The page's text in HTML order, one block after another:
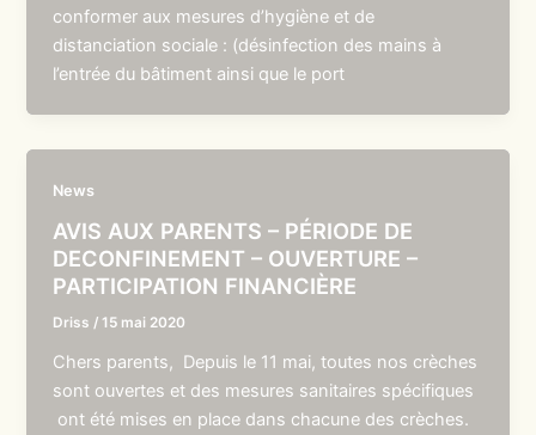
conformer aux mesures d’hygiène et de
distanciation sociale : (désinfection des mains à
l’entrée du bâtiment ainsi que le port
News
AVIS AUX PARENTS – PÉRIODE DE
DECONFINEMENT – OUVERTURE –
PARTICIPATION FINANCIÈRE
Driss /15 mai 2020
Chers parents, Depuis le 11 mai, toutes nos crèches
sont ouvertes et des mesures sanitaires spécifiques
ont été mises en place dans chacune des crèches.